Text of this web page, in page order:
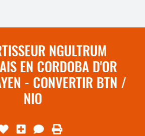
NGULTRUM
EN CORDOBA D'OR
- CONVERTIR BTN /
NIO